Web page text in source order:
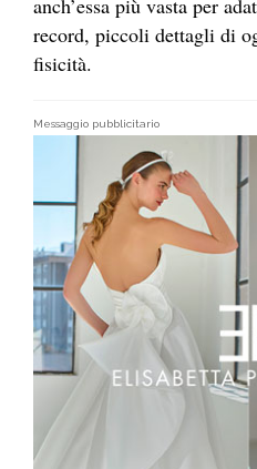
record, piccoli dettagli di
fisicità.
Messaggio pubblicitario